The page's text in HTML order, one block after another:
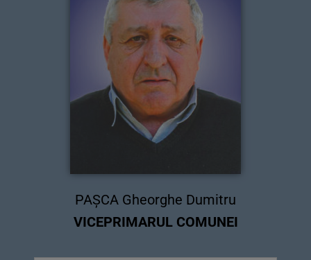
PAȘCA Gheorghe Dumitru
VICEPRIMARUL COMUNEI